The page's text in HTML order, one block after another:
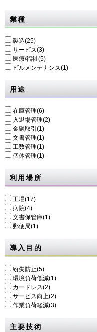
業種
製造(25)
サービス(3)
医療/福祉(5)
ビルメンテナンス(1)
用途
在庫管理(6)
入退場管理(2)
金融取引(1)
文書管理(1)
工数管理(1)
個体管理(1)
利用場所
工場(17)
病院(4)
文書保管庫(1)
郵便局(1)
導入目的
紛失防止(5)
環境負荷低減(1)
カードレス(2)
サービス向上(2)
作業負荷軽減(3)
主要技術